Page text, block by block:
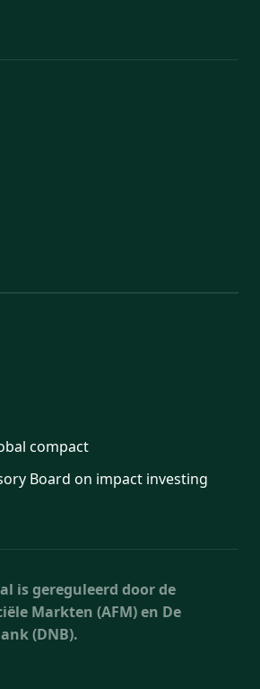
compact
Board on impact investing
is gereguleerd door de
Markten (AFM) en De
(DNB).